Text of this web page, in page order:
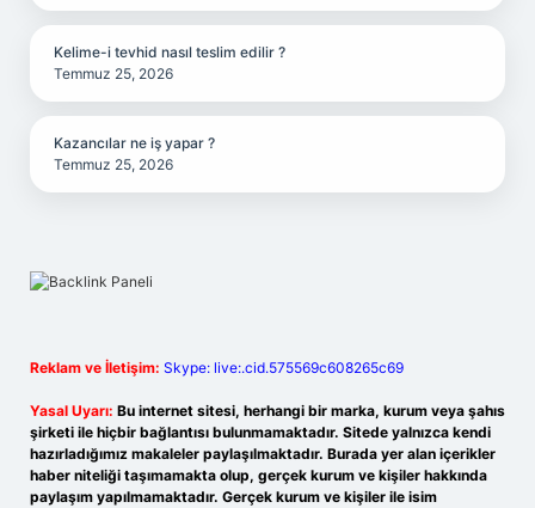
Kelime-i tevhid nasıl teslim edilir ?
Temmuz 25, 2026
Kazancılar ne iş yapar ?
Temmuz 25, 2026
Reklam ve İletişim: Skype: live:.cid.575569c608265c69
Yasal Uyarı: Bu internet sitesi, herhangi bir marka, kurum veya şahıs
şirketi ile hiçbir bağlantısı bulunmamaktadır. Sitede yalnızca kendi
hazırladığımız makaleler paylaşılmaktadır. Burada yer alan içerikler
haber niteliği taşımamakta olup, gerçek kurum ve kişiler hakkında
paylaşım yapılmamaktadır. Gerçek kurum ve kişiler ile isim